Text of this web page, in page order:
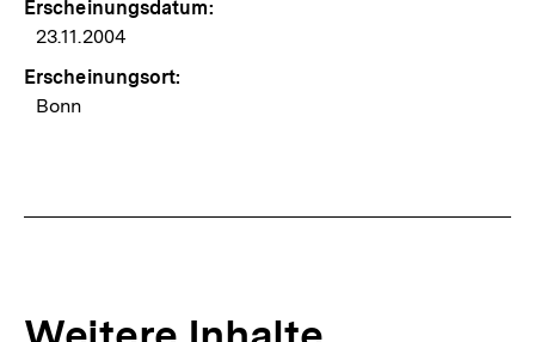
Erscheinungsdatum:
23.11.2004
Erscheinungsort:
Bonn